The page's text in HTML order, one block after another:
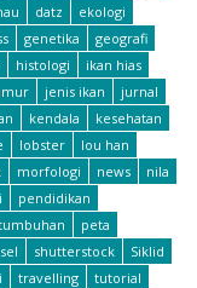
datz
ekologi
genetika
geografi
histologi
ikan hias
jenis ikan
jurnal
kendala
kesehatan
lobster
lou han
morfologi news
nila
pendidikan
peta
sel shutterstock
Siklid
travelling
tutorial